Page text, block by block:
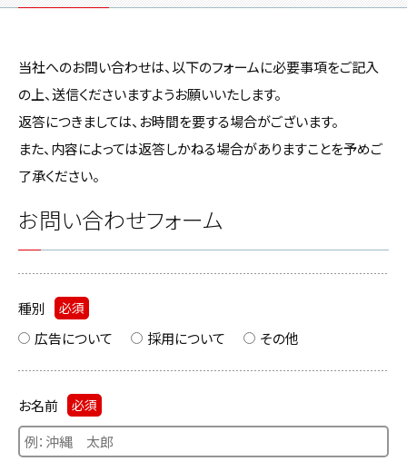
当社へのお問い合わせは、以下のフォームに必要事項をご記入
の上、送信くださいますようお願いいたします。
返答につきましては、お時間を要する場合がございます。
また、内容によっては返答しかねる場合がありますことを予めご
了承ください。
お問い合わせフォーム
種別 必須
広告について 採用について その他
お名前 必須